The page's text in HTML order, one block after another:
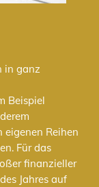
in ganz
Beispiel
Reihen
Für das
finanzieller
Jahres auf